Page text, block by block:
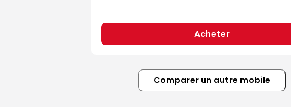
Acheter
Comparer un autre mobile